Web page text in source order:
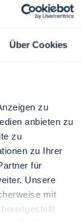
Über Cookies
zu
anbieten zu
zu
zu Ihrer
für
Unsere
mit